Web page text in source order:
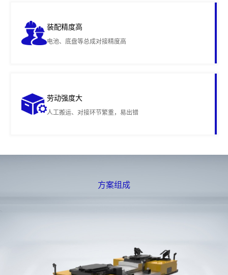
装配精度高
电池、底盘等总成对接精度高
劳动强度大
人工搬运、对接环节繁重，易出错
方案组成